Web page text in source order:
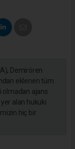
Demirören
eklenen tüm
olmadan ajans
alan hukuki
hiç bir